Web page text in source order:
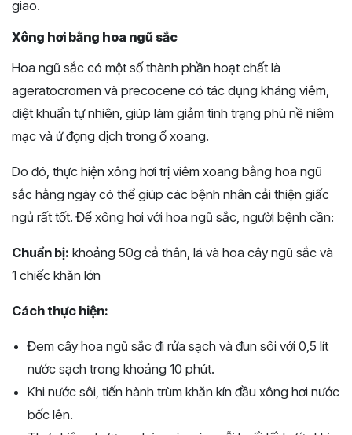
giao.
Xông hơi bằng hoa ngũ sắc
Hoa ngũ sắc có một số thành phần hoạt chất là
ageratocromen và precocene có tác dụng kháng viêm,
diệt khuẩn tự nhiên, giúp làm giảm tình trạng phù nề niêm
mạc và ứ đọng dịch trong ổ xoang.
Do đó, thực hiện xông hơi trị viêm xoang bằng hoa ngũ
sắc hằng ngày có thể giúp các bệnh nhân cải thiện giấc
ngủ rất tốt.Để xông hơi với hoa ngũ sắc, người bệnh cần:
Chuẩn bị: khoảng 50g cả thân, lá và hoa cây ngũ sắc và
1 chiếc khăn lớn
Cách thực hiện:
Đem cây hoa ngũ sắc đi rửa sạch và đun sôi với 0,5 lít
nước sạch trong khoảng 10 phút.
Khi nước sôi, tiến hành trùm khăn kín đầu xông hơi nước
bốc lên.